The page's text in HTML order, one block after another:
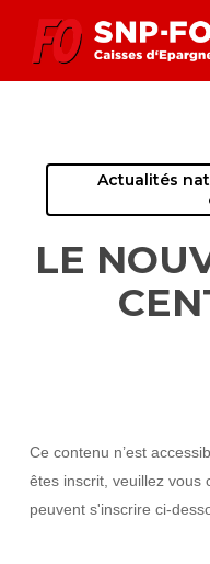
Actualités
LE
Ce contenu n’est
êtes inscrit, veuillez vous
peuvent s'inscrire ci-